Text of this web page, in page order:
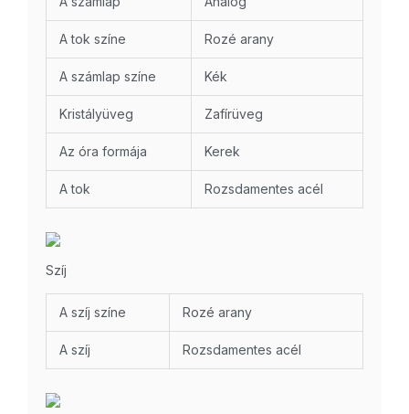
A tok színe Rozé arany
A számlap színe Kék
Kristályüveg Zafírüveg
Az óra formája Kerek
A tok Rozsdamentes acél
Szíj
A szíj színe Rozé arany
A szíj Rozsdamentes acél